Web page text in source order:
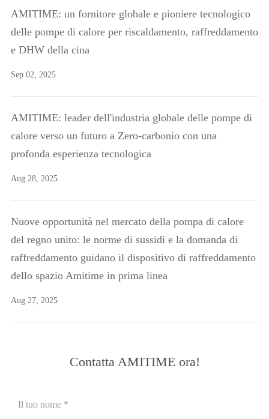
AMITIME: un fornitore globale e pioniere tecnologico
delle pompe di calore per riscaldamento, raffreddamento
e DHW della cina
Sep 02, 2025
AMITIME: leader dell'industria globale delle pompe di
calore verso un futuro a Zero-carbonio con una
profonda esperienza tecnologica
Aug 28, 2025
Nuove opportunità nel mercato della pompa di calore
del regno unito: le norme di sussidi e la domanda di
raffreddamento guidano il dispositivo di raffreddamento
dello spazio Amitime in prima linea
Aug 27, 2025
Contatta AMITIME ora!